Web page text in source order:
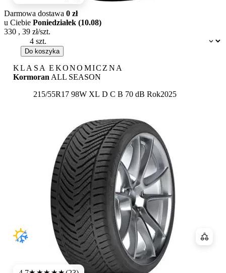
Dostępność:
Darmowa dostawa 0 zł
u Ciebie Poniedziałek (10.08)
330 , 39 zł/szt.
Do koszyka
KLASA EKONOMICZNA
Kormoran ALL SEASON
215/55R17 98W XL Etykieta:
D C B 70 dB Rok2025